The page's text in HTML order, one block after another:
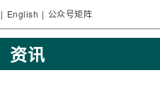
| English | 公众号矩阵
资讯